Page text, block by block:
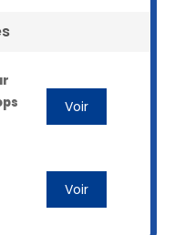
Voir
Voir